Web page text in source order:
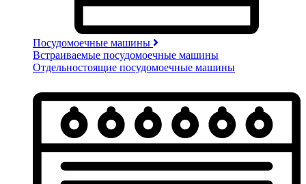
Посудомоечные машины
Встраиваемые посудомоечные машины
Отдельностоящие посудомоечные машины